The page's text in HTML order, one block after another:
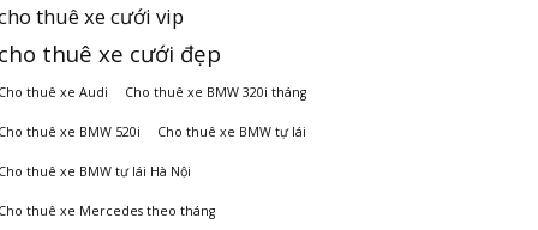
thuê xe cưới vip
thuê xe cưới đẹp
thuê xe Audi Cho thuê xe BMW 320i tháng
thuê xe BMW 520i Cho thuê xe BMW tự lái
thuê xe BMW tự lái Hà Nội
thuê xe Mercedes theo tháng